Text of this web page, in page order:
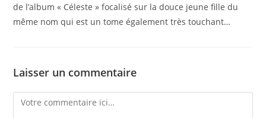
de l’album « Céleste » focalisé sur la douce jeune fille du
même nom qui est un tome également très touchant…
Laisser un commentaire
Comment